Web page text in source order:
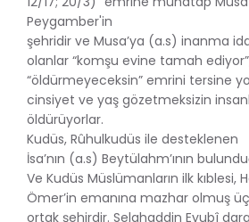
Peygamber'in
şehridir ve Musa’ya (a.s) inanma
olanlar “komşu evine tamah
“öldürmeyeceksin” emrini tersine
cinsiyet ve yaş gözetmeksizin
öldürüyorlar.
Kudüs, Rûhulkudüs ile desteklenen
İsa’nın (a.s) Beytülahm’ının
Ve Kudüs Müslümanların ilk kıblesi,
Ömer’in emanına mazhar olmuş
ortak şehirdir. Selahaddin Eyubî